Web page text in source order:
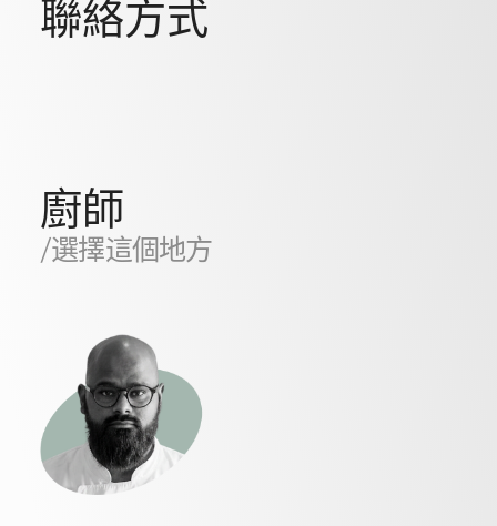
廚師
/選擇這個地方
聯絡方式